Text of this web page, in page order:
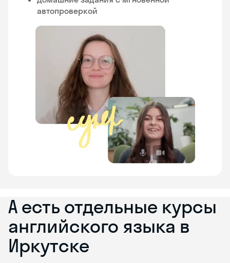
автопроверкой
А есть отдельные курсы
английского языка в
Иркутске